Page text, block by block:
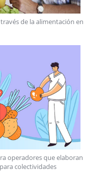
de la alimentación en
operadores que elaboran
colectividades